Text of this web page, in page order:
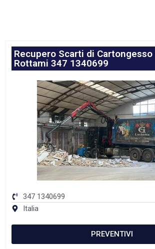
Recupero Scarti di
Rottami 347 1340699
347 1340699
Italia
PREVENTIVI